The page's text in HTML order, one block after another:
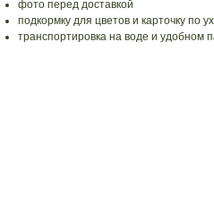
фото перед доставкой
подкормку для цветов и карточку по
транспортировка на воде и удобном